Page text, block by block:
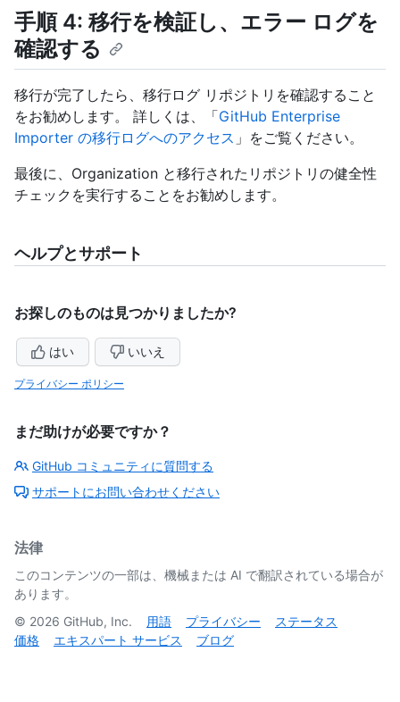
手順 4: 移行を検証し、エラー ログを
確認する
移行が完了したら、移行ログ リポジトリを確認すること
をお勧めします。 詳しくは、「GitHub Enterprise
Importer の移行ログへのアクセス 」をご覧ください。
最後に、Organization と移行されたリポジトリの健全性
チェックを実行することをお勧めします。
ヘルプとサポート
お探しのものは見つかりましたか?
はい いいえ
プライバシー ポリシー
まだ助けが必要ですか？
GitHub コミュニティに質問する
サポートにお問い合わせください
法律
このコンテンツの一部は、機械または AI で翻訳されている場合が
あります。
© 2026 GitHub, Inc. 用語 プライバシー
ステータス
価格
エキスパート サービス ブログ